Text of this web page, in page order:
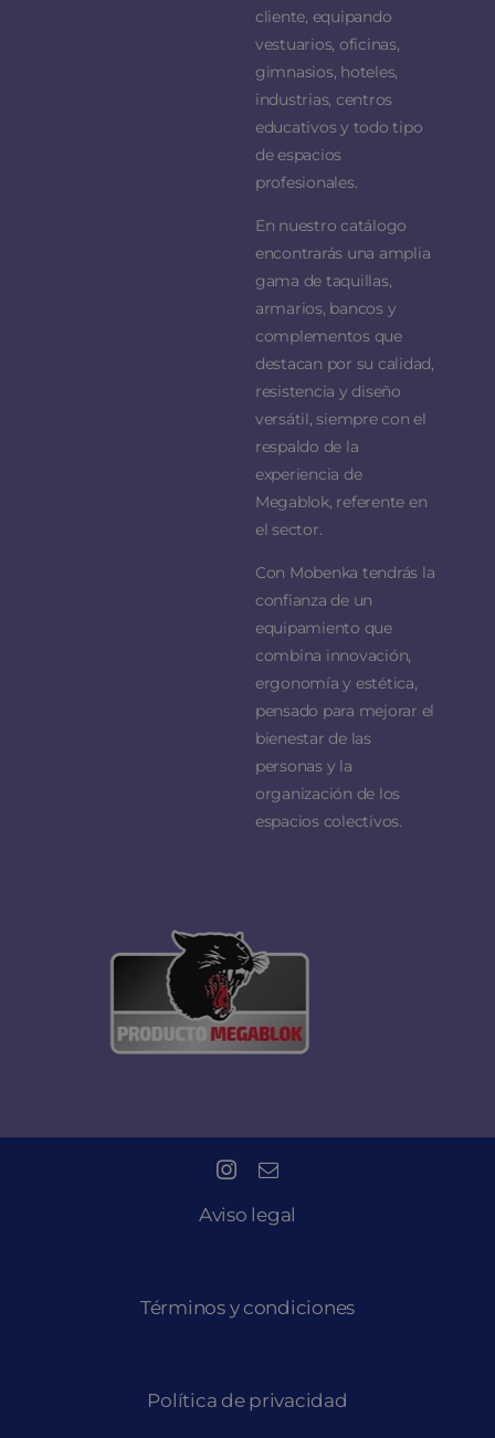
cliente, equipando
vestuarios, oficinas,
gimnasios, hoteles,
industrias, centros
educativos y todo tipo
de espacios
profesionales.
En nuestro catálogo
encontrarás una amplia
gama de taquillas,
armarios, bancos y
complementos que
destacan por su calidad,
resistencia y diseño
versátil, siempre con el
respaldo de la
experiencia de
Megablok, referente en
el sector.
Con Mobenka tendrás la
confianza de un
equipamiento que
combina innovación,
ergonomía y estética,
pensado para mejorar el
bienestar de las
personas y la
organización de los
espacios colectivos.
Aviso legal
Términos y condiciones
Política de privacidad